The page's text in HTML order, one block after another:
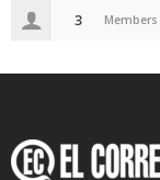
3 Members